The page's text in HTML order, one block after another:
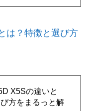
は？特徴と選び方
X5Sの違いと
方をまるっと解